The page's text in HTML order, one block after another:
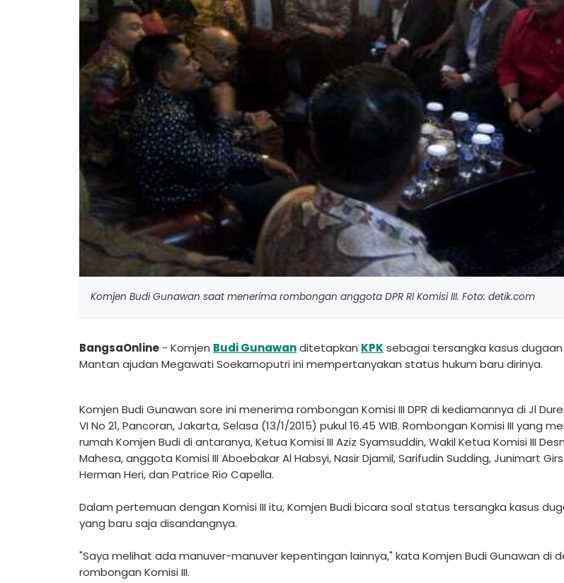
Komjen Budi Gunawan saat menerima rombongan anggota DPR RI Komisi III. Foto: detik.com
BangsaOnline - Komjen Budi Gunawanditetapkan KPK sebagai tersangka kasus dugaan
Mantan ajudan Megawati Soekarnoputri ini mempertanyakan status hukum baru dirinya.
Komjen Budi Gunawan sore ini menerima rombongan Komisi III DPR di kediamannya di Jl
VI No 21, Pancoran, Jakarta, Selasa (13/1/2015) pukul 16.45 WIB. Rombongan Komisi III yang
rumah Komjen Budi di antaranya, Ketua Komisi III Aziz Syamsuddin, Wakil Ketua Komisi III
Mahesa, anggota Komisi III Aboebakar Al Habsyi, Nasir Djamil, Sarifudin Sudding, Junimart
Herman Heri, dan Patrice Rio Capella.
Dalam pertemuan dengan Komisi III itu, Komjen Budi bicara soal status tersangka kasus
yang baru saja disandangnya.
"Saya melihat ada manuver-manuver kepentingan lainnya," kata Komjen Budi Gunawan di
rombongan Komisi III.